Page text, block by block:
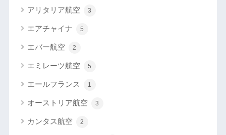
アリタリア航空 3
エアチャイナ 5
エバー航空 2
エミレーツ航空 5
エールフランス 1
オーストリア航空 3
カンタス航空 2